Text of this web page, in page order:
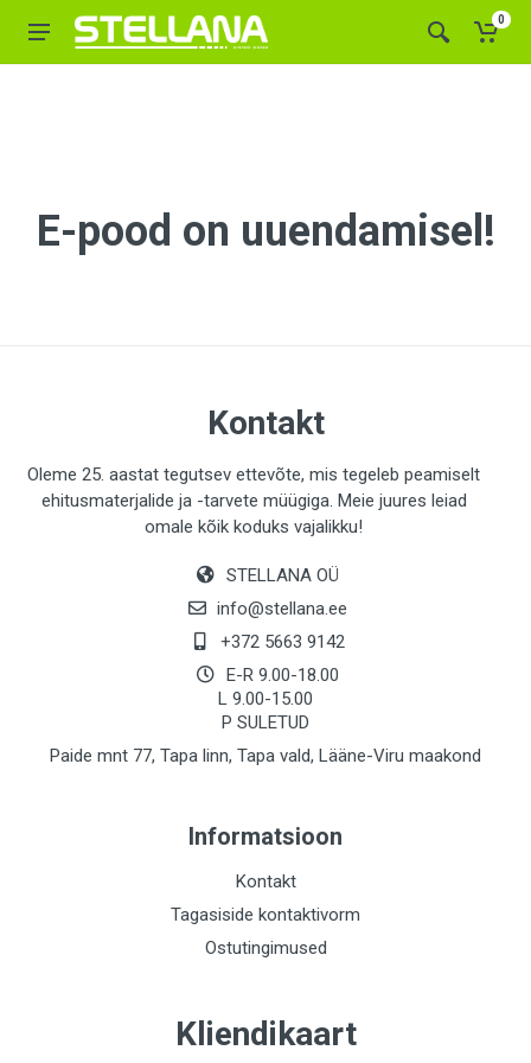
0
E-pood on uuendamisel!
Kontakt
Oleme 25. aastat tegutsev ettevõte, mis tegeleb peamiselt
ehitusmaterjalide ja -tarvete müügiga. Meie juures leiad
omale kõik koduks vajalikku!
STELLANA OÜ
info@stellana.ee
+372 5663 9142
E-R 9.00-18.00
L 9.00-15.00
P SULETUD
Paide mnt 77, Tapa linn, Tapa vald, Lääne-Viru maakond
Informatsioon
Kontakt
Tagasiside kontaktivorm
Ostutingimused
Kliendikaart